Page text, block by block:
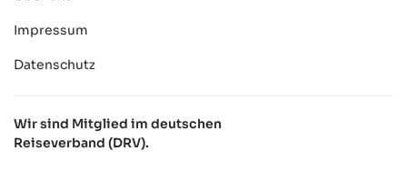
Impressum
Datenschutz
Wir sind Mitglied im deutschen
Reiseverband (DRV).